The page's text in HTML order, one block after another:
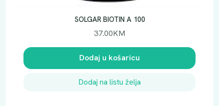
SOLGAR BIOTIN A 100
37.00KM
Dodaj u košaricu
Dodaj na listu želja